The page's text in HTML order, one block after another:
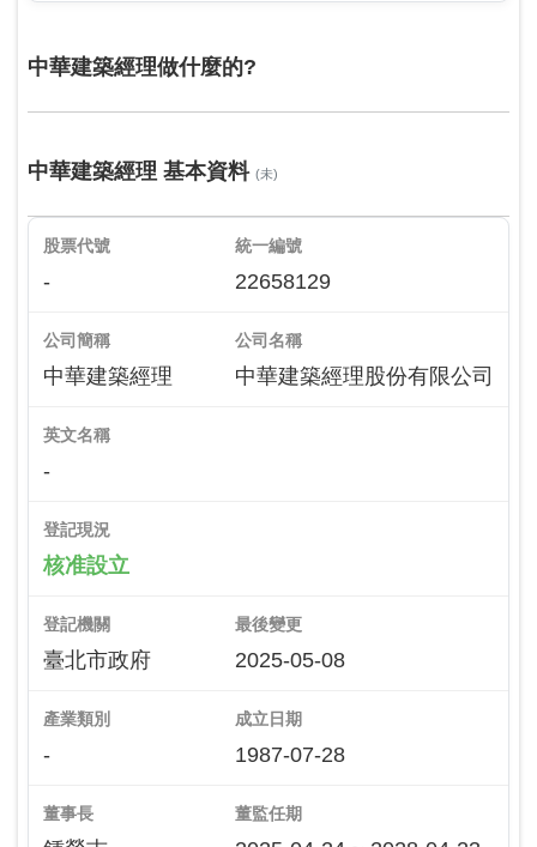
中華建築經理做什麼的?
中華建築經理 基本資料 (未)
股票代號
-
統一編號
22658129
公司簡稱
中華建築經理
公司名稱
中華建築經理股份有限公司
英文名稱
-
登記現況
核准設立
登記機關
臺北市政府
最後變更
2025-05-08
產業類別
-
成立日期
1987-07-28
董事長 董監任期